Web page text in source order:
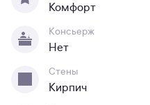
Комфорт
Консьерж
Нет
Стены
Кирпич